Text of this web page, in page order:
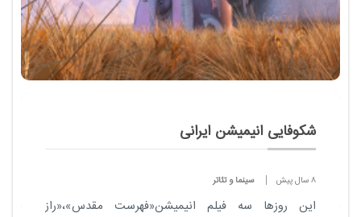
شکوفایی انیمیشن ایرانی
8 سال پیش سینما و تئاتر
این روزها سه فیلم انیمیشن«فهرست مقدس»،«راز